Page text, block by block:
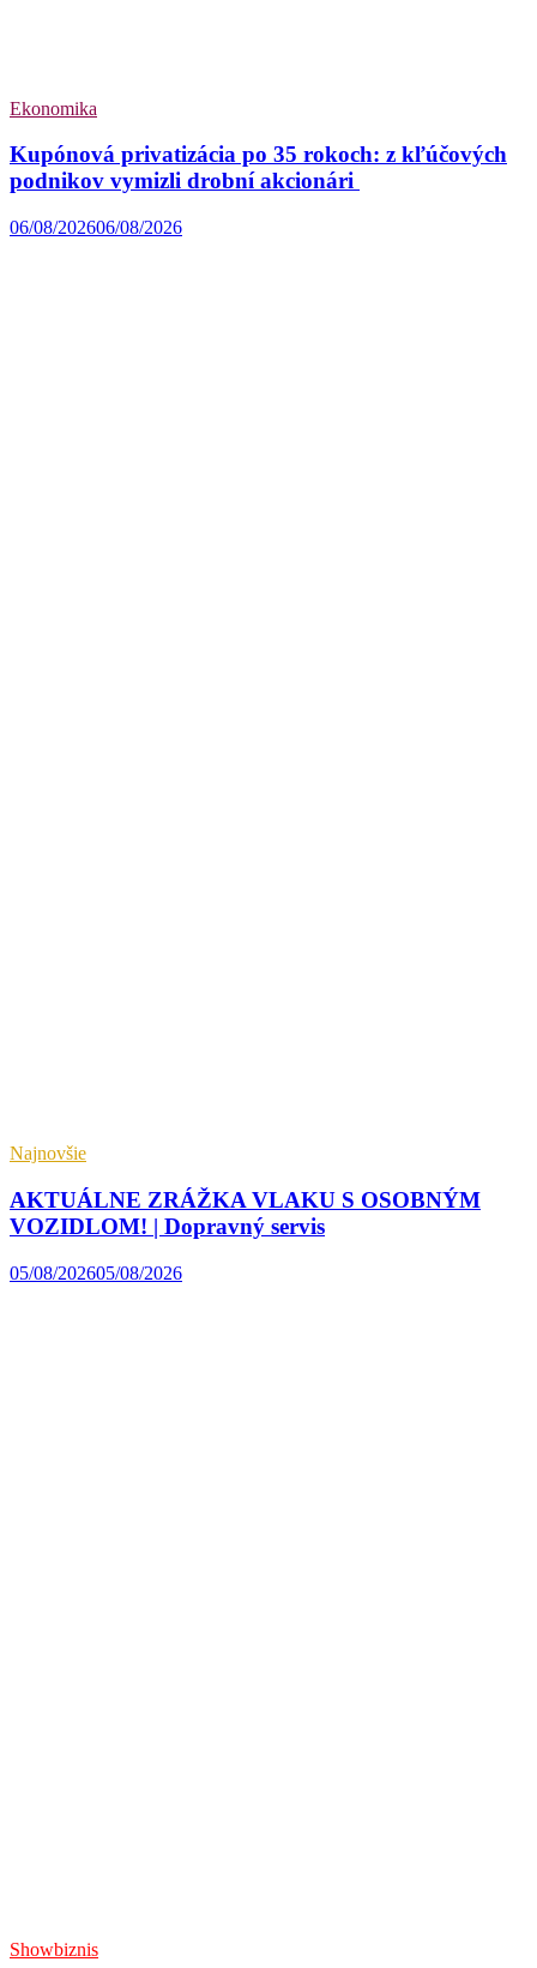
Ekonomika
Kupónová privatizácia po 35 rokoch: z kľúčových
podnikov vymizli drobní akcionári
06/08/202606/08/2026
Najnovšie
AKTUÁLNE ZRÁŽKA VLAKU S OSOBNÝM
VOZIDLOM! | Dopravný servis
05/08/202605/08/2026
Showbiznis